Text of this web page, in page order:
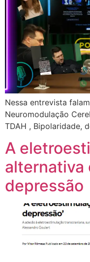
Nessa entrevista
Neuromodulação
TDAH , Bipolaridade,
A
alternativa
depressão